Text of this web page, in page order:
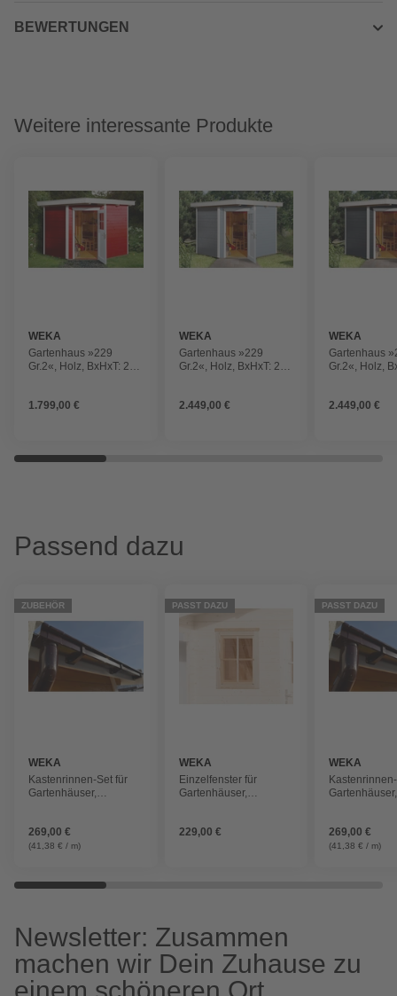
BEWERTUNGEN
Weitere interessante Produkte
WEKA
Gartenhaus »229
Gr.2«, Holz, BxHxT: 270
Dachüberstand)
1.799,00 €
WEKA
Gartenhaus »229
Gr.2«, Holz, BxHxT: 270
Dachüberstand)
2.449,00 €
WEKA
Gartenhaus
Gr.2«, Holz,
2.449,00 €
Passend dazu
ZUBEHÖR
WEKA
Kastenrinnen-Set für
Gartenhäuser,
269,00 €
(41,38 € / m)
PASST DAZU
WEKA
Einzelfenster für
Gartenhäuser,
229,00 €
PASST DAZU
WEKA
Gartenhäuser,
269,00 €
(41,38 € / m)
Newsletter: Zusammen
machen wir Dein Zuhause zu